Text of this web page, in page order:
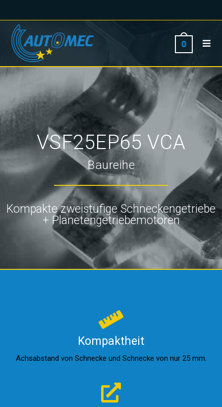
0
VSF25EP65 VCA
Baureihe
Kompakte zweistufige Schneckengetriebe
+ Planetengetriebemotoren
Kompaktheit
Achsabstand von Schnecke und Schnecke von nur 25 mm.